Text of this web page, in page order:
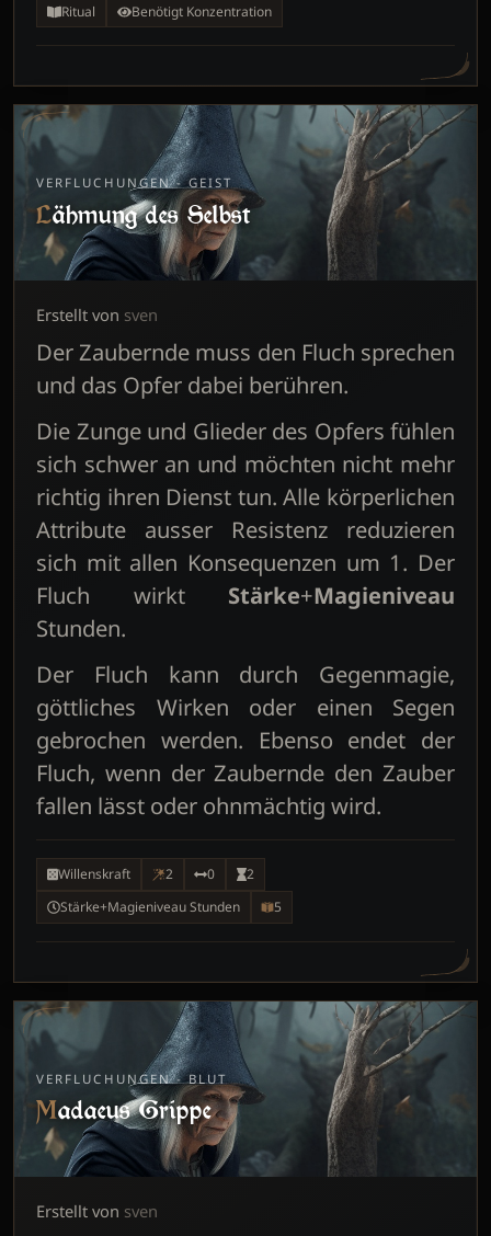
Ritual
Benötigt Konzentration
VERFLUCHUNGEN - GEIST
Lähmung des Selbst
Erstellt von sven
Der Zaubernde muss den Fluch sprechen
und das Opfer dabei berühren.
Die Zunge und Glieder des Opfers fühlen
sich schwer an und möchten nicht mehr
richtig ihren Dienst tun. Alle körperlichen
Attribute ausser Resistenz reduzieren
sich mit allen Konsequenzen um 1. Der
Fluch wirkt Stärke+Magieniveau
Stunden.
Der Fluch kann durch Gegenmagie,
göttliches Wirken oder einen Segen
gebrochen werden. Ebenso endet der
Fluch, wenn der Zaubernde den Zauber
fallen lässt oder ohnmächtig wird.
Willenskraft 2 0
2
Stärke+Magieniveau Stunden
5
VERFLUCHUNGEN - BLUT
Madaeus Grippe
Erstellt von sven